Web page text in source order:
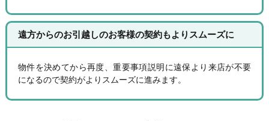
遠方からのお引越しのお客様の契約もよりスムーズに
物件を決めてから再度、重要事項説明に遠保より来店が不要
になるので契約がよりスムーズに進みます。